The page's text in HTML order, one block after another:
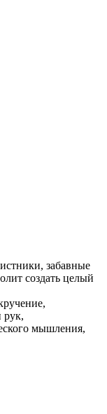
забавные
создать целый
рук,
мышления,